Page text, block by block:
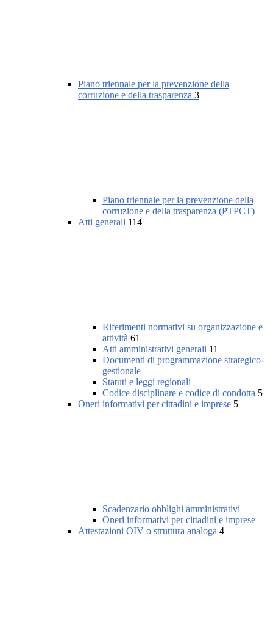
Piano triennale per la prevenzione della
corruzione e della trasparenza 3
Piano triennale per la prevenzione della
corruzione e della trasparenza (PTPCT)
Atti generali 114
Riferimenti normativi su organizzazione e
attività 61
Atti amministrativi generali 11
Documenti di programmazione strategico-
gestionale
Statuti e leggi regionali
Codice disciplinare e codice di condotta 5
Oneri informativi per cittadini e imprese 5
Scadenzario obblighi amministrativi
Oneri informativi per cittadini e imprese
Attestazioni OIV o struttura analoga 4